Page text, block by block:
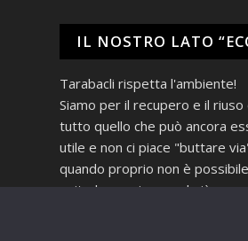
IL NOSTRO LATO
Tarabacli rispetta l'ambiente!
Siamo per il recupero e il riuso
tutto quello che può ancora
utile e non ci piace "buttare
quando proprio non è possibile
evitarlo operiamo nel più
scrupoloso rispetto delle